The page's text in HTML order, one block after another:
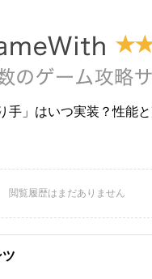
手」はいつ実装？性能